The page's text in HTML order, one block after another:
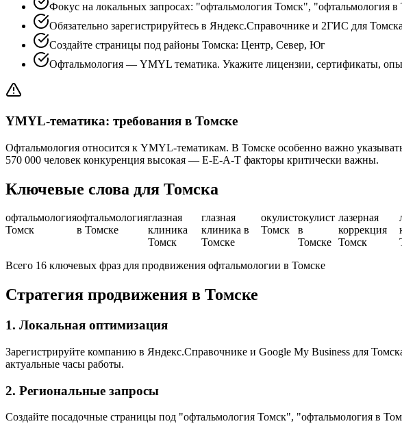
Фокус на локальных запросах: "офтальмология Томск", "офтальмология в
Обязательно зарегистрируйтесь в Яндекс.Справочнике и 2ГИС для Томска
Создайте страницы под районы Томска: Центр, Север, Юг
Офтальмология — YMYL тематика. Укажите лицензии, сертификаты,
YMYL-тематика: требования в Томске
Офтальмология относится к YMYL-тематикам. В Томске особенно важно
570 000 человек конкуренция высокая — E-E-A-T факторы критически важны.
Ключевые слова для Томска
офтальмология
Томск
офтальмология
в Томске
глазная
клиника
Томск
глазная
клиника в
Томске
окулист
Томск
окулист
в
Томске
лазерная
коррекция
Томск
Всего 16 ключевых фраз для продвижения офтальмологии в Томске
Стратегия продвижения в Томске
1. Локальная оптимизация
Зарегистрируйте компанию в Яндекс.Справочнике и Google My Business для
актуальные часы работы.
2. Региональные запросы
Создайте посадочные страницы под "офтальмология Томск", "офтальмология в